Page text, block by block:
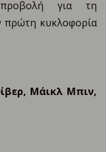
προβολή για τη
κυκλοφορία
Μάικλ Μπιν,